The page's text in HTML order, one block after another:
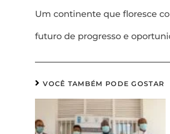
Um continente que floresce
futuro de progresso e
VOCÊ TAMBÉM PODE GOSTAR